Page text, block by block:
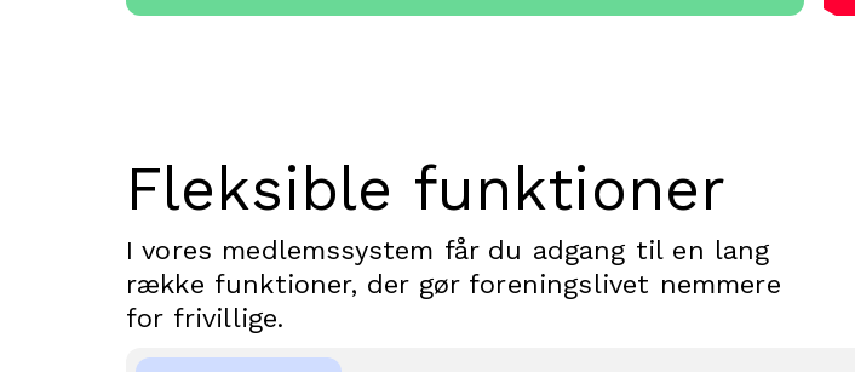
Fleksible funktioner
I vores medlemssystem får du adgang til en lang
række funktioner, der gør foreningslivet nemmere
for frivillige.